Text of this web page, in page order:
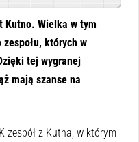
Kutno. Wielka w tym
których w
tej wygranej
mają szanse na
zespół z Kutna, w którym